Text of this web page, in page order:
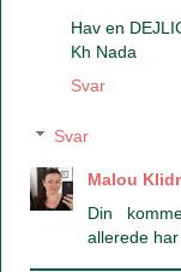
Hav en
Kh Nada
Svar
Svar
Malou
Din
allerede